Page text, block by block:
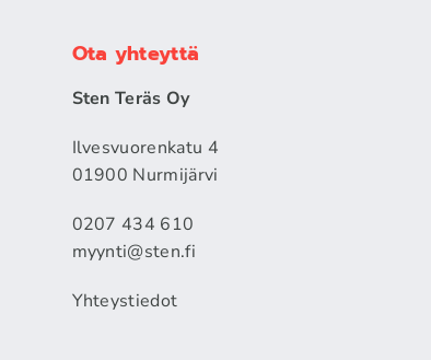
Ota yhteyttä
Sten Teräs Oy
Ilvesvuorenkatu 4
01900 Nurmijärvi
0207 434 610
myynti@sten.fi
Yhteystiedot